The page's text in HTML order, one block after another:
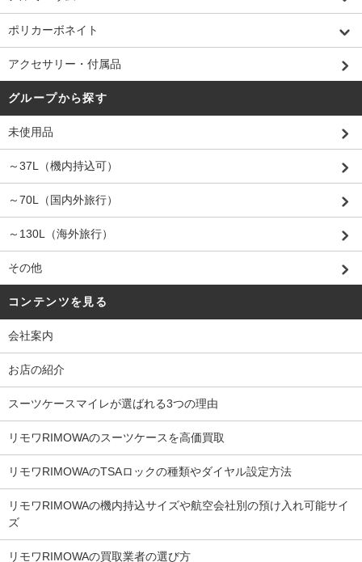
ポリカーボネイト
アクセサリー・付属品
グループから探す
未使用品
～37L（機内持込可）
～70L（国内外旅行）
～130L（海外旅行）
その他
コンテンツを見る
会社案内
お店の紹介
スーツケースマイレが選ばれる3つの理由
リモワRIMOWAのスーツケースを高価買取
リモワRIMOWAのTSAロックの種類やダイヤル設定方法
リモワRIMOWAの機内持込サイズや航空会社別の預け入れ可能サイ
ズ
リモワRIMOWAの買取業者の選び方